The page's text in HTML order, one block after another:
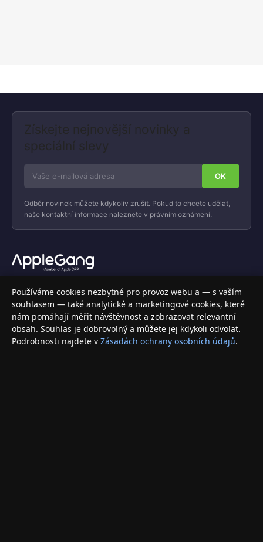
Získejte nejnovější novinky a
speciální slevy
Odběr novinek můžete kdykoliv zrušit. Pokud to chcete udělat,
naše kontaktní informace naleznete v právním oznámení.
Váš specializovaný obchod s Apple produkty, příslušenstvím a
elektronikou. Nakupujte bezpečně a s jistotou.
INFORMACE
Doprava a doručení
Používáme cookies nezbytné pro provoz webu a — s vaším
souhlasem — také analytické a marketingové cookies, které
nám pomáhají měřit návštěvnost a zobrazovat relevantní
obsah. Souhlas je dobrovolný a můžete jej kdykoli odvolat.
Podrobnosti najdete v Zásadách ochrany osobních údajů.